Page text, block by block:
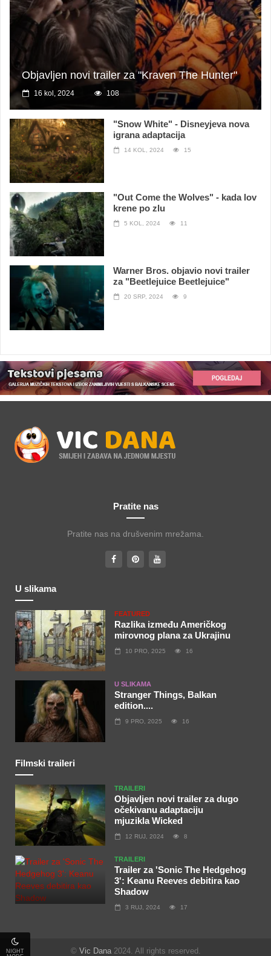
NIGHT
Objavljen novi trailer za "Kraven The Hunter"
16 kol, 2024 108
"Snow White" - Disneyjeva nova
igrana adaptacija
14 KOL, 2024 15
"Out Come the Wolves" - kada lov
krene po zlu
5 KOL, 2024 11
Warner Bros. objavio novi trailer
za "Beetlejuice Beetlejuice"
20 SRP, 2024 9
Pratite nas
Pratite nas na drušvenim mrežama.
U slikama
FEATURED
Razlika između Američkog
mirovnog plana za Ukrajinu
10 PRO, 2025 16
U SLIKAMA
Stranger Things, Balkan
edition....
9 PRO, 2025 16
Filmski traileri
TRAILERI
Objavljen novi trailer za dugo
očekivanu adaptaciju
mjuzikla Wicked
12 RUJ, 2024 8
TRAILERI
Trailer za 'Sonic The Hedgehog
3': Keanu Reeves debitira kao
Shadow
3 RUJ, 2024 17
© Vic Dana2024. All rights reserved.